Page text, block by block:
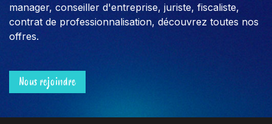
manager, conseiller d'entreprise, juriste, fiscaliste,
contrat de professionnalisation, découvrez toutes nos
offres.
Nous rejoindre